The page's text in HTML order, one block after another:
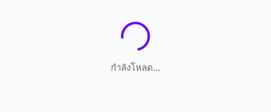
กำลังโหลด...